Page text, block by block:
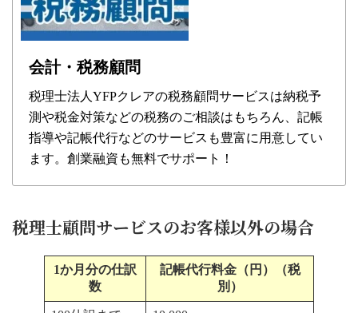
会計・税務顧問
税理士法人YFPクレアの税務顧問サービスは納税予
測や税金対策などの税務のご相談はもちろん、記帳
指導や記帳代行などのサービスも豊富に用意してい
ます。創業融資も無料でサポート！
税理士顧問サービスのお客様以外の場合
1か月分の仕訳
数
記帳代行料金（円）（税
別）